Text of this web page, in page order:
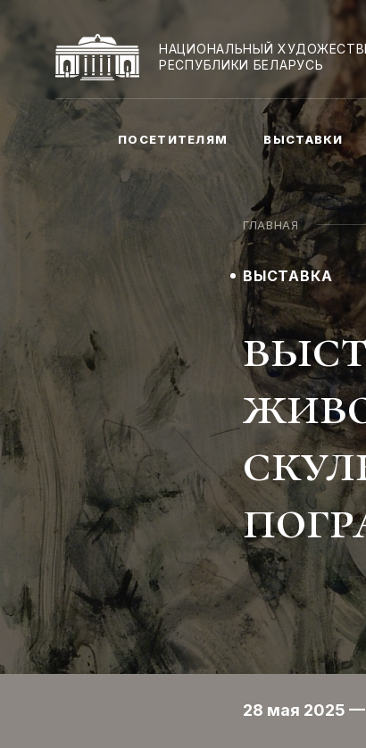
НАЦИОНАЛЬНЫЙ
РЕСПУБЛИКИ БЕЛАРУСЬ
ПОСЕТИТЕЛЯМ ВЫСТАВКИ
ГЛАВНАЯ
ВЫСТАВКА
28 мая 2025